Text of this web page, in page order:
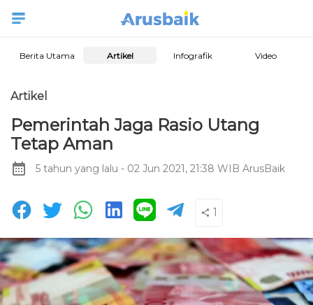
Berita Utama Artikel Infografik Video
Artikel
Pemerintah Jaga Rasio Utang
Tetap Aman
5 tahun yang lalu - 02 Jun 2021, 21:38 WIB ArusBaik
1